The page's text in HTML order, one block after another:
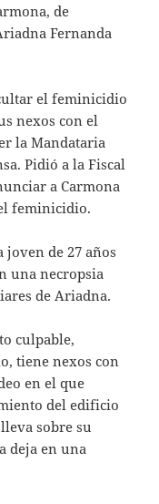
de
Fernanda
el feminicidio
nexos con el
la Mandataria
Pidió a la Fiscal
a Carmona
feminicidio.
joven de 27 años
una necropsia
de Ariadna.
culpable,
tiene nexos con
en el que
del edificio
sobre su
deja en una